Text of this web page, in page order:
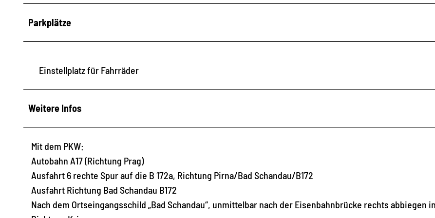
Parkplätze
Einstellplatz für Fahrräder
Weitere Infos
Mit dem PKW:
Autobahn A17 (Richtung Prag)
Ausfahrt 6 rechte Spur auf die B 172a, Richtung Pirna/Bad Schandau/B172
Ausfahrt Richtung Bad Schandau B172
Nach dem Ortseingangsschild „Bad Schandau“, unmittelbar nach der Eisenbahnbrücke rechts abbiegen in